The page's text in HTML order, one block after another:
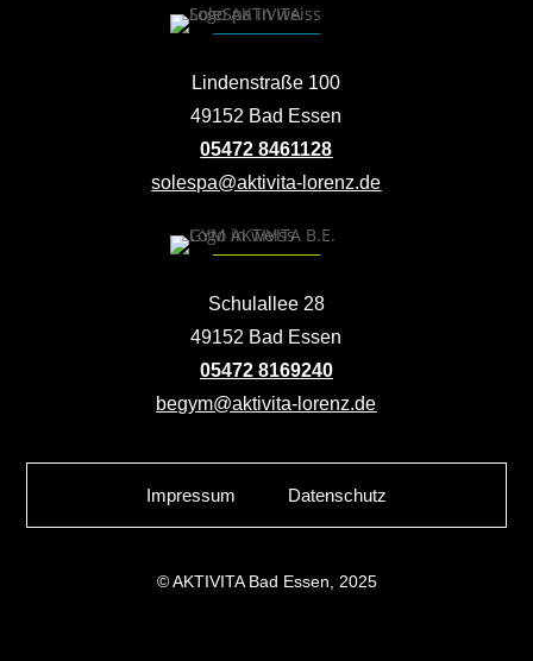
Lindenstraße 100
49152 Bad Essen
05472 8461128
solespa@aktivita-lorenz.de
Schulallee 28
49152 Bad Essen
05472 8169240
begym@aktivita-lorenz.de
Impressum Datenschutz
© AKTIVITA Bad Essen, 2025